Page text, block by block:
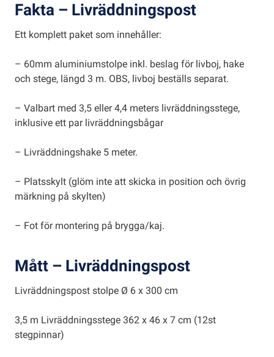
Fakta – Livräddningspost
Ett komplett paket som innehåller:
– 60mm aluminiumstolpe inkl. beslag för livboj, hake
och stege, längd 3 m. OBS, livboj beställs separat.
– Valbart med 3,5 eller 4,4 meters livräddningsstege,
inklusive ett par livräddningsbågar
– Livräddningshake 5 meter.
– Platsskylt (glöm inte att skicka in position och övrig
märkning på skylten)
– Fot för montering på brygga/kaj.
Mått – Livräddningspost
Livräddningspost stolpe Ø 6 x 300 cm
3,5 m Livräddningsstege 362 x 46 x 7 cm (12st
stegpinnar)